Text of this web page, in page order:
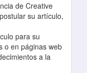
de Creative
su artículo,
para su
o en páginas web
a la